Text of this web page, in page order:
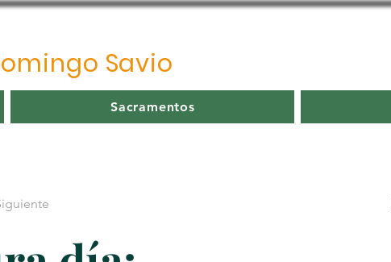
Savio
Sacramentos